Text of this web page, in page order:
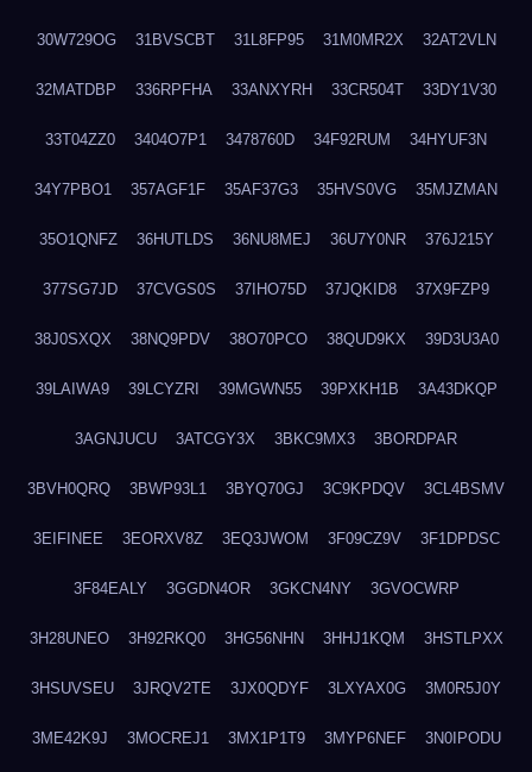
30W729OG 31BVSCBT 31L8FP95 31M0MR2X 32AT2VLN
32MATDBP 336RPFHA 33ANXYRH 33CR504T 33DY1V30
33T04ZZ0 3404O7P1 3478760D 34F92RUM 34HYUF3N
34Y7PBO1 357AGF1F 35AF37G3 35HVS0VG 35MJZMAN
35O1QNFZ 36HUTLDS 36NU8MEJ 36U7Y0NR 376J215Y
377SG7JD 37CVGS0S 37IHO75D 37JQKID8 37X9FZP9
38J0SXQX 38NQ9PDV 38O70PCO 38QUD9KX 39D3U3A0
39LAIWA9 39LCYZRI 39MGWN55 39PXKH1B 3A43DKQP
3AGNJUCU 3ATCGY3X 3BKC9MX3 3BORDPAR
3BVH0QRQ 3BWP93L1 3BYQ70GJ 3C9KPDQV 3CL4BSMV
3EIFINEE 3EORXV8Z 3EQ3JWOM 3F09CZ9V 3F1DPDSC
3F84EALY 3GGDN4OR 3GKCN4NY 3GVOCWRP
3H28UNEO 3H92RKQ0 3HG56NHN 3HHJ1KQM 3HSTLPXX
3HSUVSEU 3JRQV2TE 3JX0QDYF 3LXYAX0G 3M0R5J0Y
3ME42K9J 3MOCREJ1 3MX1P1T9 3MYP6NEF 3N0IPODU